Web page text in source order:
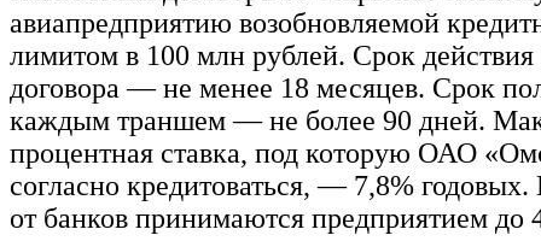
авиапредприятию возобновляемой
лимитом в 100 млн рублей. Срок действия
договора — не менее 18 месяцев. Срок
каждым траншем — не более 90 дней.
процентная ставка, под которую ОАО
согласно кредитоваться, — 7,8%
от банков принимаются предприятием до